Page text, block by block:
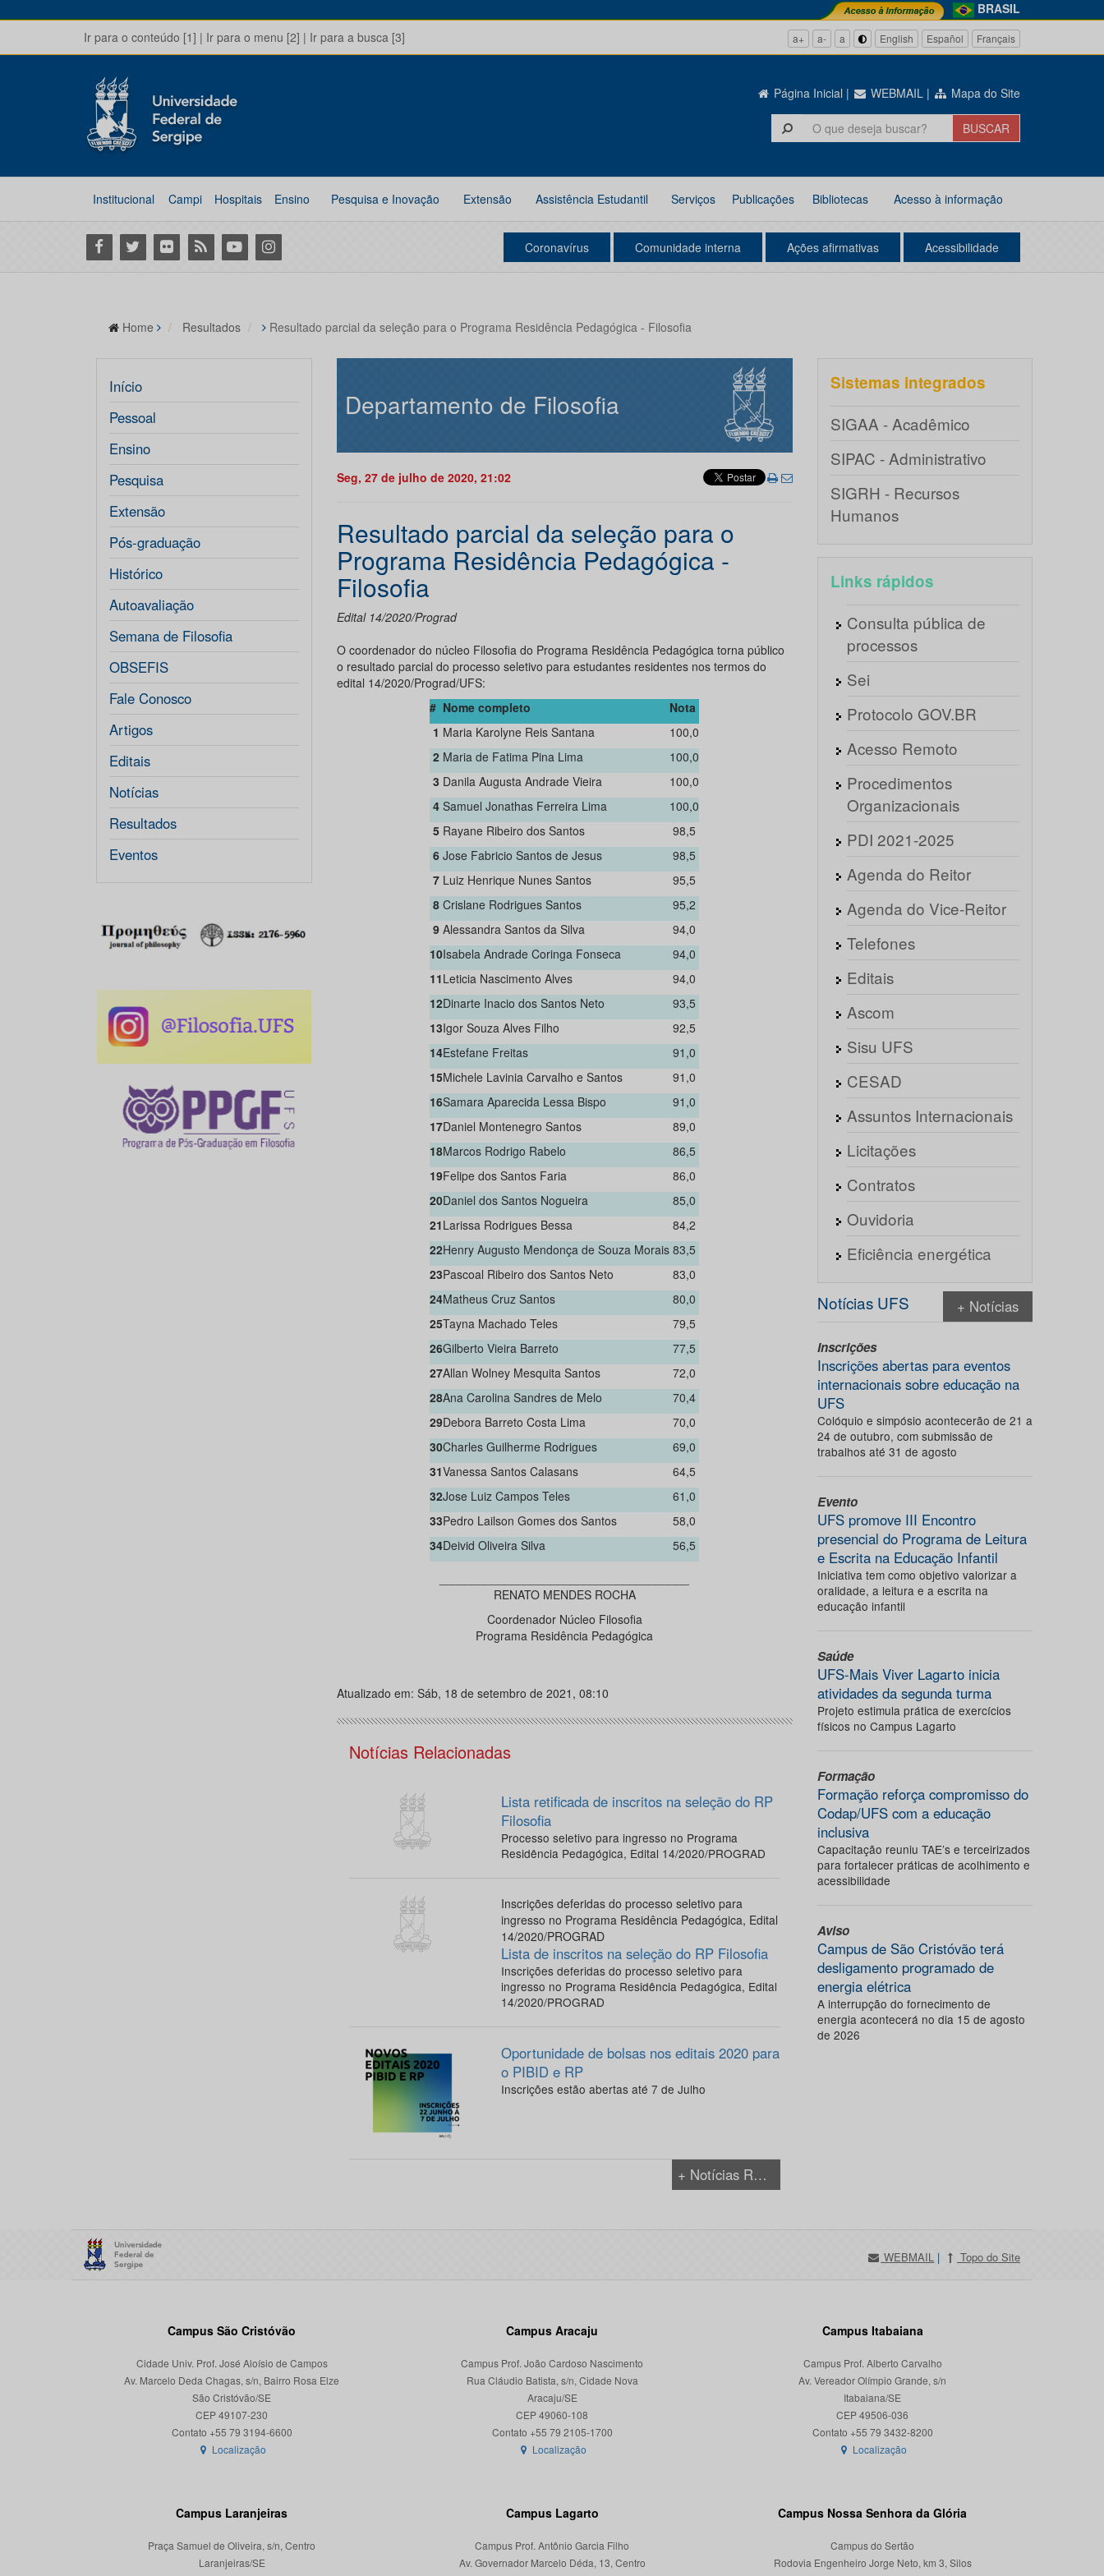
BRASIL
Ir para o conteúdo [1] | Ir para o menu [2] | Ir para a busca [3] a+ a- a English Español Français
Página Inicial | WEBMAIL | Mapa do Site
Institucional Campi Hospitais Ensino Pesquisa e Inovação Extensão Assistência Estudantil Serviços Publicações Bibliotecas Acesso à informação
Facebook
Twitter Flickr RSS YoutubeInstagram Coronavírus Comunidade interna Ações afirmativas Acessibilidade
Home Resultados Resultado parcial da seleção para o Programa Residência Pedagógica - Filosofia
Início
Pessoal
Ensino
Pesquisa
Extensão
Pós-graduação
Histórico
Autoavaliação
Semana de Filosofia
OBSEFIS
Fale Conosco
Artigos
Editais
Notícias
Resultados
Eventos
Departamento de Filosofia
Seg, 27 de julho de 2020, 21:02
Resultado parcial da seleção para o
Programa Residência Pedagógica -
Filosofia
Edital 14/2020/Prograd
O coordenador do núcleo Filosofia do Programa Residência Pedagógica torna público
o resultado parcial do processo seletivo para estudantes residentes nos termos do
edital 14/2020/Prograd/UFS:
# Nome completo
Nota
1 Maria Karolyne Reis Santana
100,0
2 Maria de Fatima Pina Lima
100,0
3 Danila Augusta Andrade Vieira
100,0
4 Samuel Jonathas Ferreira Lima
100,0
5 Rayane Ribeiro dos Santos
98,5
6 Jose Fabricio Santos de Jesus
98,5
7 Luiz Henrique Nunes Santos
95,5
8 Crislane Rodrigues Santos
95,2
9 Alessandra Santos da Silva
94,0
10Isabela Andrade Coringa Fonseca
94,0
11Leticia Nascimento Alves
94,0
12Dinarte Inacio dos Santos Neto
93,5
13Igor Souza Alves Filho
92,5
14Estefane Freitas
91,0
15Michele Lavinia Carvalho e Santos
91,0
16Samara Aparecida Lessa Bispo
91,0
17Daniel Montenegro Santos
89,0
18Marcos Rodrigo Rabelo
86,5
19Felipe dos Santos Faria
86,0
20Daniel dos Santos Nogueira
85,0
21Larissa Rodrigues Bessa
84,2
22Henry Augusto Mendonça de Souza Morais 83,5
23Pascoal Ribeiro dos Santos Neto
83,0
24Matheus Cruz Santos
80,0
25Tayna Machado Teles
79,5
26Gilberto Vieira Barreto
77,5
27Allan Wolney Mesquita Santos
72,0
28Ana Carolina Sandres de Melo
70,4
29Debora Barreto Costa Lima
70,0
30Charles Guilherme Rodrigues
69,0
31Vanessa Santos Calasans
64,5
32Jose Luiz Campos Teles
61,0
33Pedro Lailson Gomes dos Santos
58,0
34Deivid Oliveira Silva
56,5
RENATO MENDES ROCHA
Coordenador Núcleo Filosofia
Programa Residência Pedagógica
Atualizado em: Sáb, 18 de setembro de 2021, 08:10
Notícias Relacionadas
Lista retificada de inscritos na seleção do RP
Filosofia
Processo seletivo para ingresso no Programa
Residência Pedagógica, Edital 14/2020/PROGRAD
Inscrições deferidas do processo seletivo para
ingresso no Programa Residência Pedagógica, Edital
14/2020/PROGRAD
Lista de inscritos na seleção do RP Filosofia
Inscrições deferidas do processo seletivo para
ingresso no Programa Residência Pedagógica, Edital
14/2020/PROGRAD
Oportunidade de bolsas nos editais 2020 para
o PIBID e RP
Inscrições estão abertas até 7 de Julho
+ Notícias Relacionadas
Sistemas integrados
SIGAA - Acadêmico
SIPAC - Administrativo
SIGRH - Recursos
Humanos
Links rápidos
Consulta pública de
processos
Sei
Protocolo GOV.BR
Acesso Remoto
Procedimentos
Organizacionais
PDI 2021-2025
Agenda do Reitor
Agenda do Vice-Reitor
Telefones
Editais
Ascom
Sisu UFS
CESAD
Assuntos Internacionais
Licitações
Contratos
Ouvidoria
Eficiência energética
Notícias UFS + Notícias
Inscrições
Inscrições abertas para eventos
internacionais sobre educação na
UFS
Colóquio e simpósio acontecerão de 21 a
24 de outubro, com submissão de
trabalhos até 31 de agosto
Evento
UFS promove III Encontro
presencial do Programa de Leitura
e Escrita na Educação Infantil
Iniciativa tem como objetivo valorizar a
oralidade, a leitura e a escrita na
educação infantil
Saúde
UFS-Mais Viver Lagarto inicia
atividades da segunda turma
Projeto estimula prática de exercícios
físicos no Campus Lagarto
Formação
Formação reforça compromisso do
Codap/UFS com a educação
inclusiva
Capacitação reuniu TAE’s e terceirizados
para fortalecer práticas de acolhimento e
acessibilidade
Aviso
Campus de São Cristóvão terá
desligamento programado de
energia elétrica
A interrupção do fornecimento de
energia acontecerá no dia 15 de agosto
de 2026
WEBMAIL | Topo do Site
Campus São Cristóvão
Cidade Univ. Prof. José Aloísio de Campos
Av. Marcelo Deda Chagas, s/n, Bairro Rosa Elze
São Cristóvão/SE
CEP 49107-230
Localização
Campus Aracaju
Campus Prof. João Cardoso Nascimento
Rua Cláudio Batista, s/n, Cidade Nova
Aracaju/SE
CEP 49060-108
Localização
Campus Itabaiana
Campus Prof. Alberto Carvalho
Av. Vereador Olímpio Grande, s/n
Itabaiana/SE
CEP 49506-036
Localização
Campus Laranjeiras
Praça Samuel de Oliveira, s/n, Centro
Laranjeiras/SE
Campus Lagarto
Campus Prof. Antônio Garcia Filho
Av. Governador Marcelo Déda, 13, Centro
Campus Nossa Senhora da Glória
Campus do Sertão
Rodovia Engenheiro Jorge Neto, km 3, Silos